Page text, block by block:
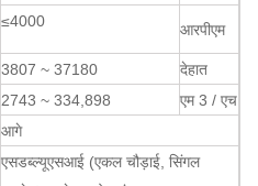
≤4000 आरपीएम
3807 ~ 37180
देहात
2743 ~ 334,898 एम 3 / एच
आगे
एसडब्ल्यूएसआई (एकल चौड़ाई, सिंगल